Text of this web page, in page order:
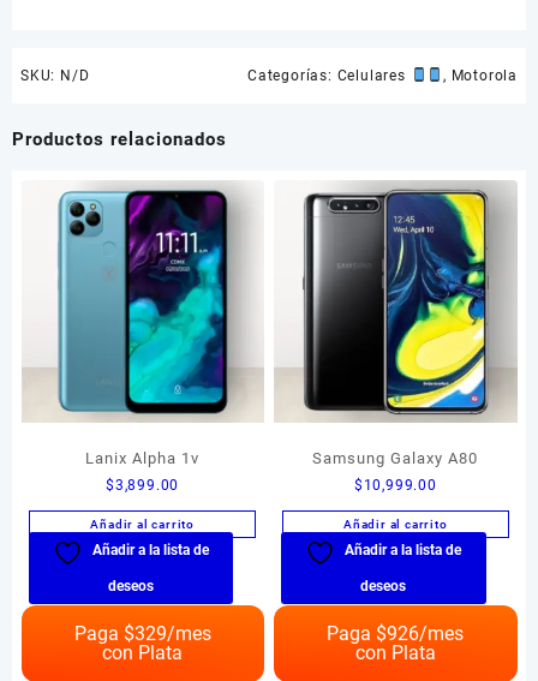
SKU: N/D Categorías: Celulares , Motorola
Productos relacionados
Lanix Alpha 1v
$3,899.00
Añadir al carrito
Añadir a la lista de
deseos
Paga $329/mes
con Plata
Samsung Galaxy A80
$ 10,999.00
Añadir al carrito
Añadir a la lista de
deseos
Paga $926/mes
con Plata